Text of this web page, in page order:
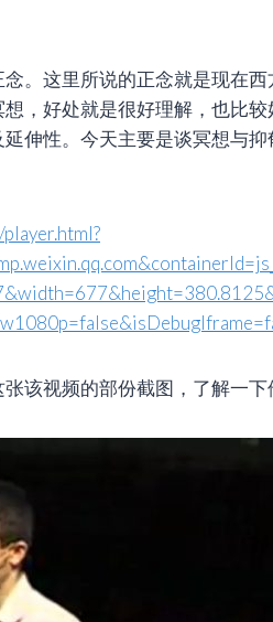
。这里所说的正念就是现在
，好处就是很好理解，也比
伸性。今天主要是谈冥想与
该视频的部份截图，了解一下